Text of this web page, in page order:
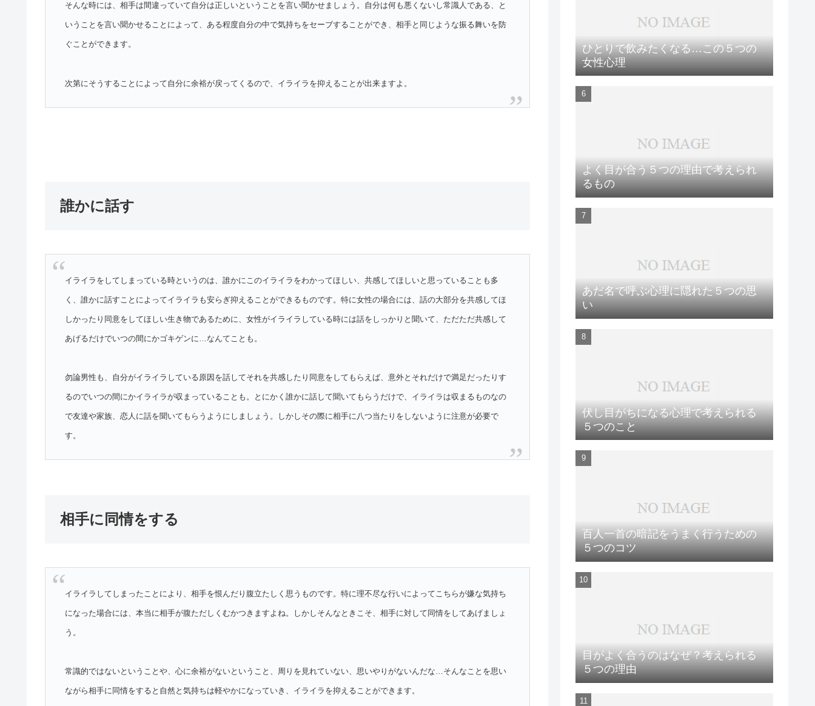
そんな時には、相手は間違っていて自分は正しいということを言い聞かせましょう。自分は何も悪くないし常識人である、と
いうことを言い聞かせることによって、ある程度自分の中で気持ちをセーブすることができ、相手と同じような振る舞いを防
ぐことができます。
次第にそうすることによって自分に余裕が戻ってくるので、イライラを抑えることが出来ますよ。
誰かに話す
イライラをしてしまっている時というのは、誰かにこのイライラをわかってほしい、共感してほしいと思っていることも多
く、誰かに話すことによってイライラも安らぎ抑えることができるものです。特に女性の場合には、話の大部分を共感してほ
しかったり同意をしてほしい生き物であるために、女性がイライラしている時には話をしっかりと聞いて、ただただ共感して
あげるだけでいつの間にかゴキゲンに…なんてことも。
勿論男性も、自分がイライラしている原因を話してそれを共感したり同意をしてもらえば、意外とそれだけで満足だったりす
るのでいつの間にかイライラが収まっていることも。とにかく誰かに話して聞いてもらうだけで、イライラは収まるものなの
で友達や家族、恋人に話を聞いてもらうようにしましょう。しかしその際に相手に八つ当たりをしないように注意が必要で
す。
相手に同情をする
イライラしてしまったことにより、相手を恨んだり腹立たしく思うものです。特に理不尽な行いによってこちらが嫌な気持ち
になった場合には、本当に相手が腹ただしくむかつきますよね。しかしそんなときこそ、相手に対して同情をしてあげましょ
う。
常識的ではないということや、心に余裕がないということ、周りを見れていない、思いやりがないんだな…そんなことを思い
ながら相手に同情をすると自然と気持ちは軽やかになっていき、イライラを抑えることができます。
ひとりで飲みたくなる…この５つの
女性心理
よく目が合う５つの理由で考えられ
るもの
あだ名で呼ぶ心理に隠れた５つの思
い
伏し目がちになる心理で考えられる
５つのこと
百人一首の暗記をうまく行うための
５つのコツ
目がよく合うのはなぜ？考えられる
５つの理由